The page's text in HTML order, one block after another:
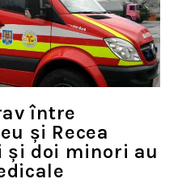
între
și Recea
și doi minori au